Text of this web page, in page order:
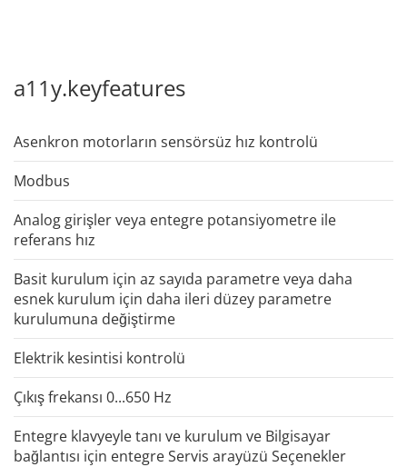
a11y.keyfeatures
Asenkron motorların sensörsüz hız kontrolü
Modbus
Analog girişler veya entegre potansiyometre ile
referans hız
Basit kurulum için az sayıda parametre veya daha
esnek kurulum için daha ileri düzey parametre
kurulumuna değiştirme
Elektrik kesintisi kontrolü
Çıkış frekansı 0...650 Hz
Entegre klavyeyle tanı ve kurulum ve Bilgisayar
bağlantısı için entegre Servis arayüzü Seçenekler